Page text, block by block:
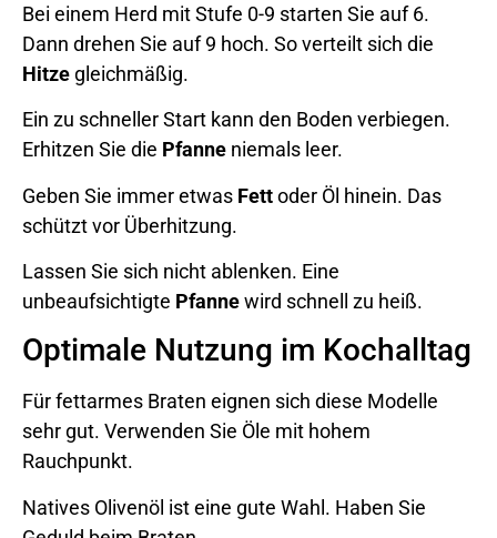
Bei einem Herd mit Stufe 0-9 starten Sie auf 6.
Dann drehen Sie auf 9 hoch. So verteilt sich die
Hitze gleichmäßig.
Ein zu schneller Start kann den Boden verbiegen.
Erhitzen Sie die Pfanne niemals leer.
Geben Sie immer etwas Fettoder Öl hinein. Das
schützt vor Überhitzung.
Lassen Sie sich nicht ablenken. Eine
unbeaufsichtigte Pfannewird schnell zu heiß.
Optimale Nutzung im Kochalltag
Für fettarmes Braten eignen sich diese Modelle
sehr gut. Verwenden Sie Öle mit hohem
Rauchpunkt.
Natives Olivenöl ist eine gute Wahl. Haben Sie